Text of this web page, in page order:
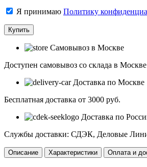
Я принимаю Политику
Самовывоз в Москве
Доступен самовывоз со склада в Москве
Доставка по Москве
Бесплатная доставка от 3000 руб.
Доставка по
Службы доставки: СДЭК, Деловые
Описание Характеристики Оплата и